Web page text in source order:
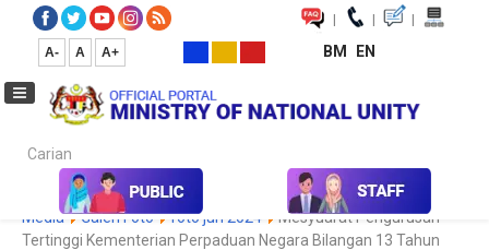
| | |
A- A A+ BM EN
Carian...
Media Media Collection Photo 2022
Koleksi
Media
Galeri Foto foto jun 2024
Mesyuarat Pengurusan
Tertinggi Kementerian Perpaduan Negara Bilangan 13 Tahun